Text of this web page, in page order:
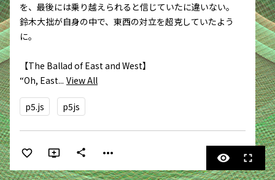
を、最後には乗り越えられると信じていたに違いない。
鈴木大拙が自身の中で、東西の対立を超克していたよう
に。
【The Ballad of East and West】
“Oh, East... View All
p5.js p5js
share more_horiz visibility fullscreen